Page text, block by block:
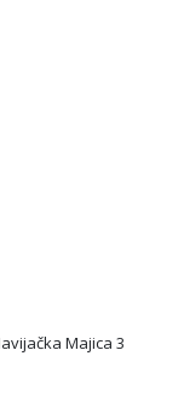
Majica 3